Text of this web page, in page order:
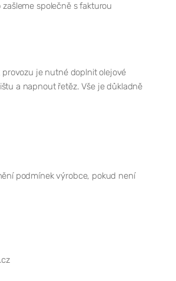
společně s fakturou
je nutné doplnit olejové
a napnout řetěz. Vše je důkladně
podmínek výrobce, pokud není